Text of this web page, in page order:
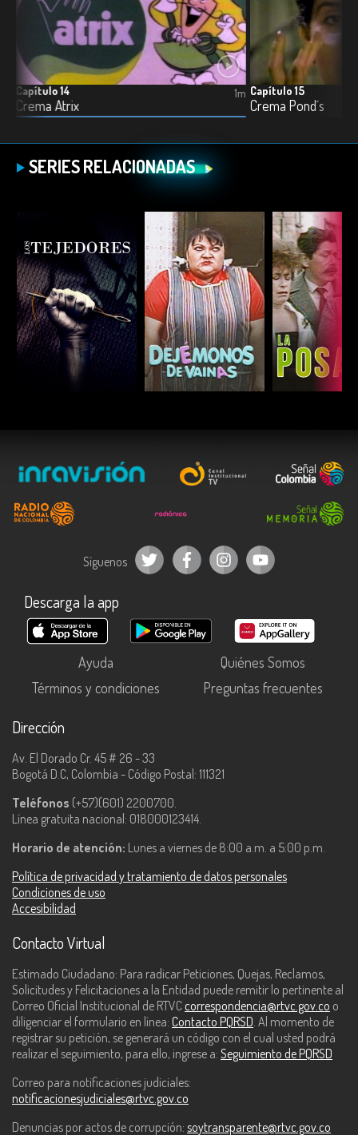
Capítulo 14
Crema Atrix
1m Capítulo 15
Crema Pond´s
SERIES RELACIONADAS
ESCUCHAR ESCUCHAR
Síguenos
Descarga la app
Ayuda
Quiénes Somos
Términos y condiciones
Preguntas frecuentes
Dirección
Av. El Dorado Cr. 45 # 26 - 33
Bogotá D.C, Colombia - Código Postal: 111321
Teléfonos (+57)(601) 2200700.
Línea gratuita nacional: 018000123414.
Horario de atención: Lunes a viernes de 8:00 a.m. a 5:00 p.m.
Política de privacidad y tratamiento de datos personales
Condiciones de uso
Accesibilidad
Contacto Virtual
Estimado Ciudadano: Para radicar Peticiones, Quejas, Reclamos,
Solicitudes y Felicitaciones a la Entidad puede remitir lo pertinente al
Correo Oficial Institucional de RTVC correspondencia@rtvc.gov.co o
diligenciar el formulario en línea: Contacto PQRSD. Al momento de
registrar su petición, se generará un código con el cual usted podrá
realizar el seguimiento, para ello, ingrese a: Seguimiento de PQRSD
Correo para notificaciones judiciales:
notificacionesjudiciales@rtvc.gov.co
Denuncias por actos de corrupción: soytransparente@rtvc.gov.co